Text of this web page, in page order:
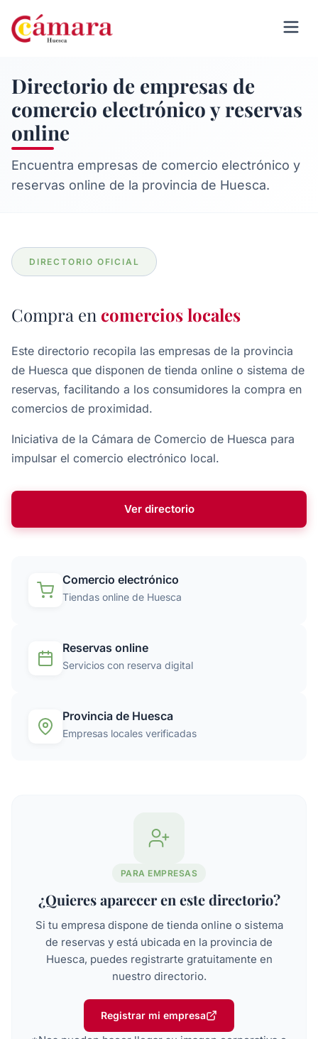
Directorio de empresas de
comercio electrónico y reservas
online
Encuentra empresas de comercio electrónico y
reservas online de la provincia de Huesca.
DIRECTORIO OFICIAL
Compra en comercios locales
Este directorio recopila las empresas de la provincia
de Huesca que disponen de tienda online o sistema de
reservas, facilitando a los consumidores la compra en
comercios de proximidad.
Iniciativa de la Cámara de Comercio de Huesca para
impulsar el comercio electrónico local.
Ver directorio
Comercio electrónico
Tiendas online de Huesca
Reservas online
Servicios con reserva digital
Provincia de Huesca
Empresas locales verificadas
PARA EMPRESAS
¿Quieres aparecer en este directorio?
Si tu empresa dispone de tienda online o sistema
de reservas y está ubicada en la provincia de
Huesca, puedes registrarte gratuitamente en
nuestro directorio.
Registrar mi empresa